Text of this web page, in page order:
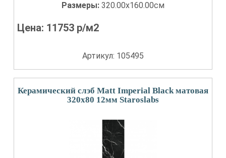
Размеры: 320.00x160.00см
Цена: 11753 р/м2
Артикул: 105495
Керамический слэб Matt Imperial Black матовая
320x80 12мм Staroslabs